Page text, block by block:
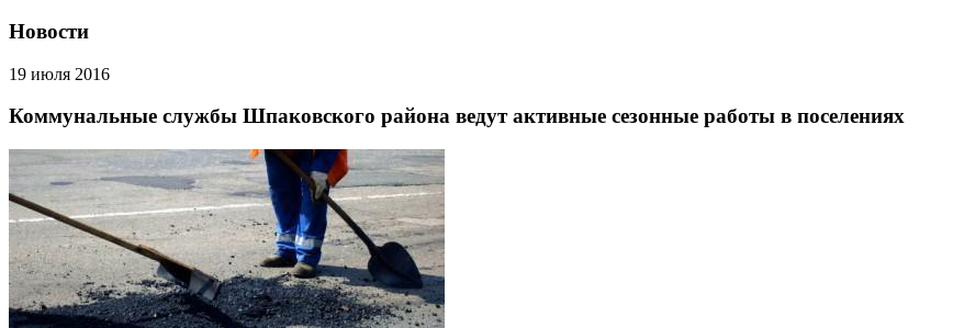
Новости
19 июля 2016
Коммунальные службы Шпаковского района ведут активные сезонные работы в поселениях